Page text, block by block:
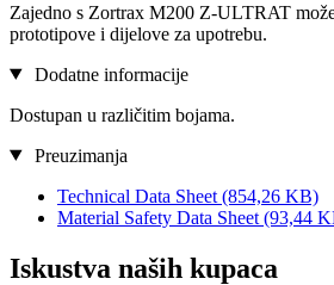
Zajedno s Zortrax M200 Z-ULTRAT
prototipove i dijelove za upotrebu.
Dodatne informacije
Dostupan u različitim bojama.
Preuzimanja
Technical Data Sheet (854,26 KB)
Material Safety Data Sheet (93,44
Iskustva naših kupaca